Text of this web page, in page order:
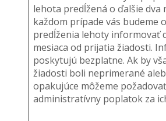
lehota predĺžená o ďalšie dva
každom prípade vás budeme
predĺženia lehoty informovať
mesiaca od prijatia žiadosti.
poskytujú bezplatne. Ak by
žiadosti boli neprimerané
opakujúce môžeme
administratívny poplatok za